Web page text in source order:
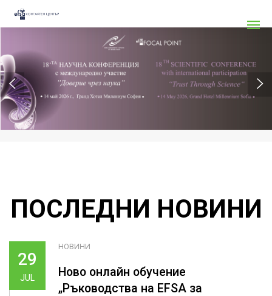
ПОСЛЕДНИ НОВИНИ
29
JUL
НОВИНИ
Ново онлайн обучение
„Ръководства на ЕFSA за